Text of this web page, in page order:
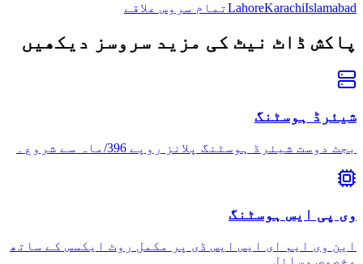
LahoreKarachiIslamabad تمام سروس علاقے
پاکش ڈاٹ نیٹ کی مزید سروسز دیکھیں
شیئرڈ ہوسٹنگ
بجٹ دوست شیئرڈ ہوسٹنگ پلانز روپے 396/ماہ سے شروع۔
وی پی ایس ہوسٹنگ
این وی ایم ای ایس ایس ڈی پر مکمل روٹ ایکسس کے ساتھ
مخصوص وسائل۔